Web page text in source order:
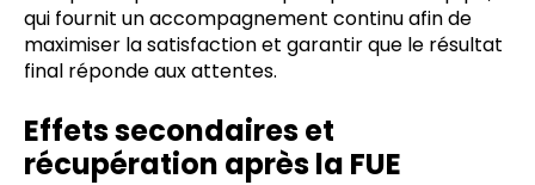
qui fournit un accompagnement continu afin de
maximiser la satisfaction et garantir que le résultat
final réponde aux attentes.
Effets secondaires et
récupération après la FUE